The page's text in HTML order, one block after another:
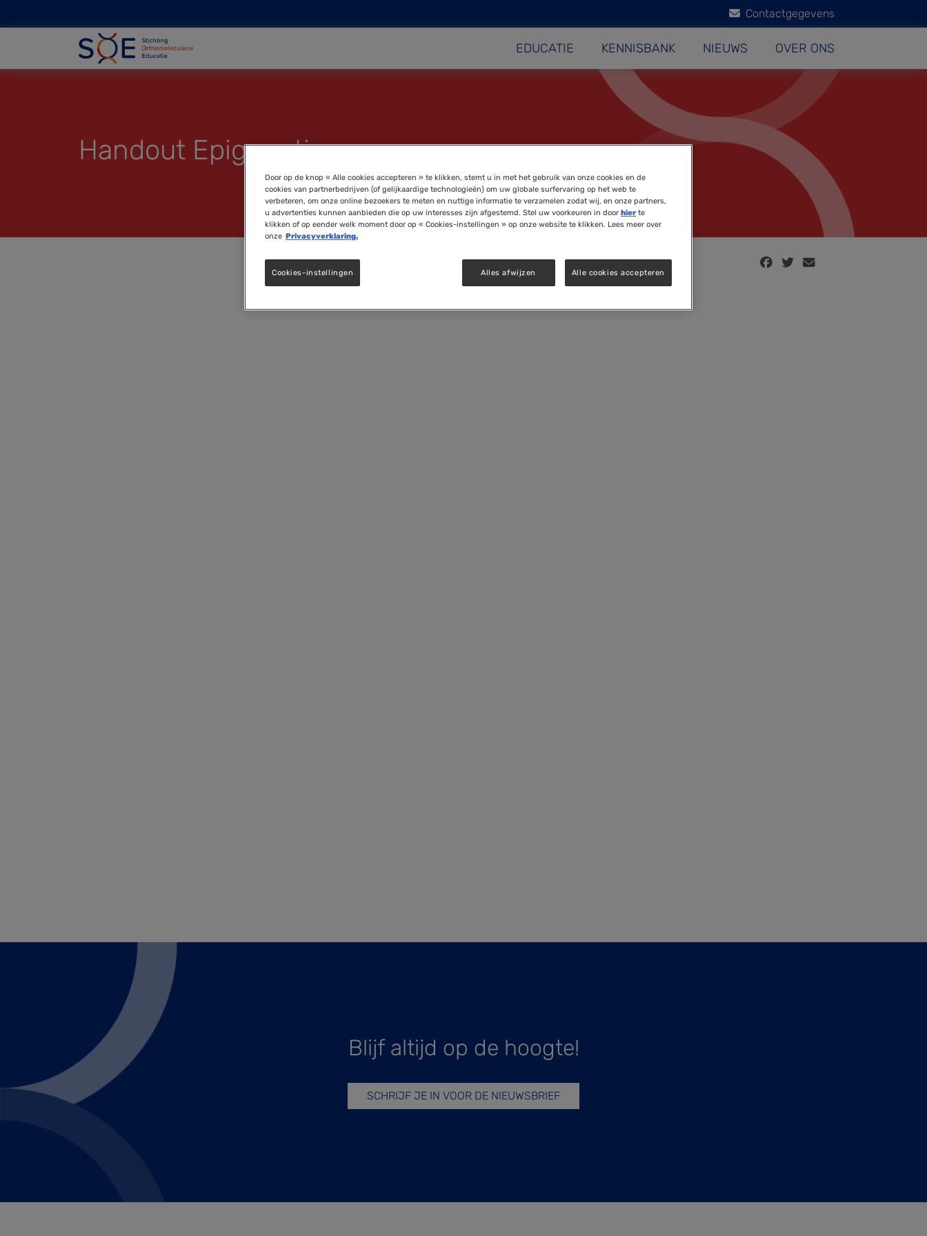
Contactgegevens
EDUCATIE KENNISBANK NIEUWS OVER ONS
Handout Epigenetica
Blijf altijd op de hoogte!
SCHRIJF JE IN VOOR DE NIEUWSBRIEF
Door op de knop « Alle cookies accepteren » te klikken, stemt u in met het gebruik van onze cookies en de
cookies van partnerbedrijven (of gelijkaardige technologieën) om uw globale surfervaring op het web te
verbeteren, om onze online bezoekers te meten en nuttige informatie te verzamelen zodat wij, en onze partners,
u advertenties kunnen aanbieden die op uw interesses zijn afgestemd. Stel uw voorkeuren in door hierte
klikken of op eender welk moment door op « Cookies-instellingen » op onze website te klikken. Lees meer over
onze Privacyverklaring.
Alles afwijzen Alle cookies accepteren
Cookies-instellingen